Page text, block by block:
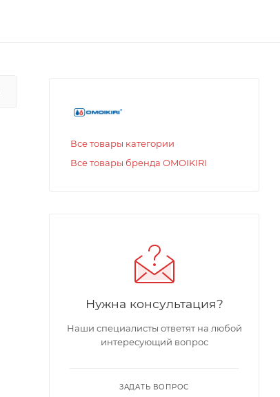
Все товары категории
Все товары бренда OMOIKIRI
Нужна консультация?
Наши специалисты ответят на любой
интересующий вопрос
ЗАДАТЬ ВОПРОС